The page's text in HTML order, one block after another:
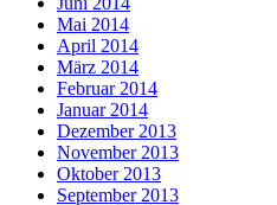
Mai 2014
April 2014
März 2014
Februar 2014
Januar 2014
Dezember 2013
November 2013
Oktober 2013
September 2013